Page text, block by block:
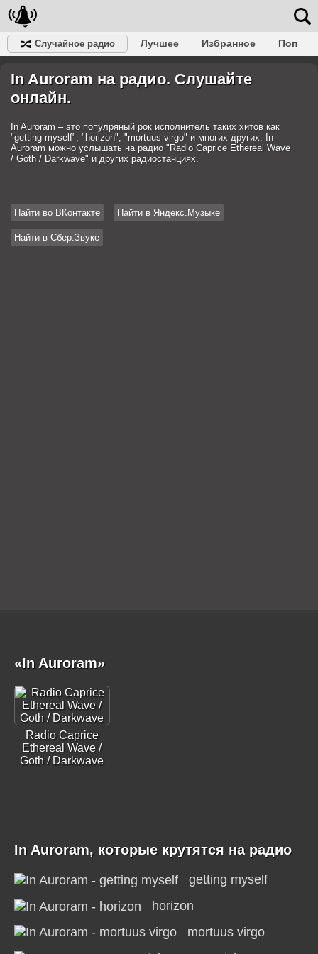
Случайное радио Лучшее Избранное
Поп
Разговорное
Рэп Транс Дип-хаус
Джаз
Детское
In Auroram на радио. Слушайте
онлайн.
In Auroram – это популряный рок исполнитель таких хитов как
"getting myself", "horizon", "mortuus virgo" и многих других. In
Auroram можно услышать на радио "Radio Caprice Ethereal Wave
/ Goth / Darkwave" и других радиостанциях.
Найти во ВКонтакте Найти в Яндекс.Музыке
Найти в Сбер.Звуке
«In Auroram»
Radio Caprice
Ethereal Wave /
Goth / Darkwave
In Auroram, которые крутятся на радио
getting myself
horizon
mortuus virgo